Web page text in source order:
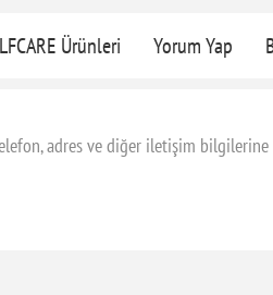
Ürünleri Yorum Yap
adres ve diğer iletişim